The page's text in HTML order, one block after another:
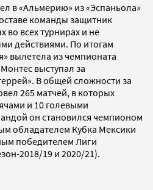
в «Альмерию» из «Эспаньола»
команды защитник
во всех турнирах и не
действиями. По итогам
вылетела из чемпионата
выступал за
В общей сложности за
265 матчей, в которых
и 10 голевыми
он становился чемпионом
обладателем Кубка Мексики
победителем Лиги
2018/19 и 2020/21).